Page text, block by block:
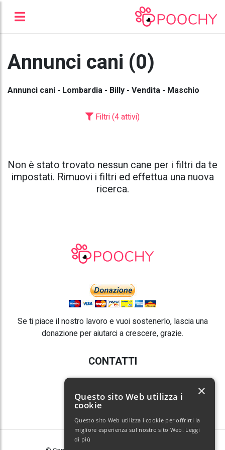
Annunci cani (0)
Annunci cani - Lombardia - Billy - Vendita - Maschio
Filtri (4 attivi)
Non è stato trovato nessun cane per i filtri da te
impostati. Rimuovi i filtri ed effettua una nuova
ricerca.
Se ti piace il nostro lavoro e vuoi sostenerlo, lascia una
donazione per aiutarci a crescere, grazie.
CONTATTI
E-mail:info@poochy.it
Questo sito Web utilizza i
cookie
Questo sito Web utilizza i cookie per offrirti la
migliore esperienza sul nostro sito Web. Leggi
di più
×